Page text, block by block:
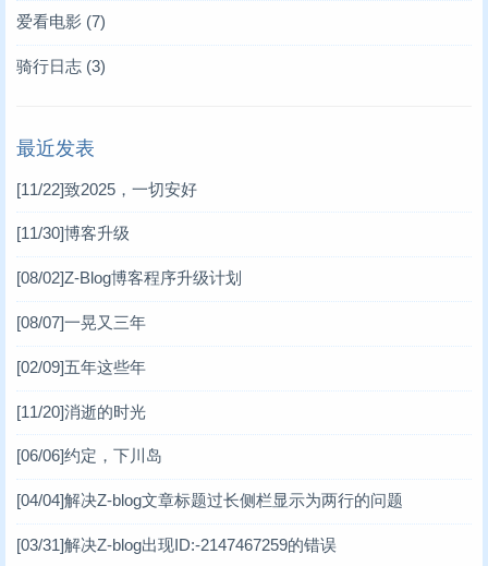
爱看电影 (7)
骑行日志 (3)
最近发表
[11/22]致2025，一切安好
[11/30]博客升级
[08/02]Z-Blog博客程序升级计划
[08/07]一晃又三年
[02/09]五年这些年
[11/20]消逝的时光
[06/06]约定，下川岛
[04/04]解决Z-blog文章标题过长侧栏显示为两行的问题
[03/31]解决Z-blog出现ID:-2147467259的错误